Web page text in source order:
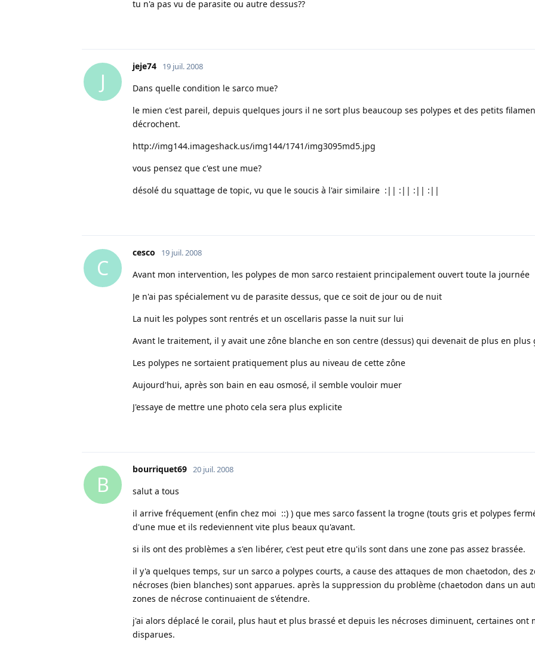
tu n'a pas vu de parasite ou autre dessus??
J
jeje74 19 juil. 2008
Dans quelle condition le sarco mue?
le mien c'est pareil, depuis quelques jours il ne sort plus beaucoup ses polypes et des petits
décrochent.
http://img144.imageshack.us/img144/1741/img3095md5.jpg
vous pensez que c'est une mue?
désolé du squattage de topic, vu que le soucis à l'air similaire :|| :|| :|| :||
C
cesco 19 juil. 2008
Avant mon intervention, les polypes de mon sarco restaient principalement ouvert toute la journée
Je n'ai pas spécialement vu de parasite dessus, que ce soit de jour ou de nuit
La nuit les polypes sont rentrés et un oscellaris passe la nuit sur lui
Avant le traitement, il y avait une zône blanche en son centre (dessus) qui devenait de plus en plus
Les polypes ne sortaient pratiquement plus au niveau de cette zône
Aujourd'hui, après son bain en eau osmosé, il semble vouloir muer
J'essaye de mettre une photo cela sera plus explicite
B
bourriquet69 20 juil. 2008
salut a tous
il arrive fréquement (enfin chez moi ::) ) que mes sarco fassent la trogne (touts gris et polypes
d'une mue et ils redeviennent vite plus beaux qu'avant.
si ils ont des problèmes a s'en libérer, c'est peut etre qu'ils sont dans une zone pas assez brassée.
il y'a quelques temps, sur un sarco a polypes courts, a cause des attaques de mon chaetodon, des
nécroses (bien blanches) sont apparues. après la suppression du problème (chaetodon dans un
zones de nécrose continuaient de s'étendre.
j'ai alors déplacé le corail, plus haut et plus brassé et depuis les nécroses diminuent, certaines ont
disparues.